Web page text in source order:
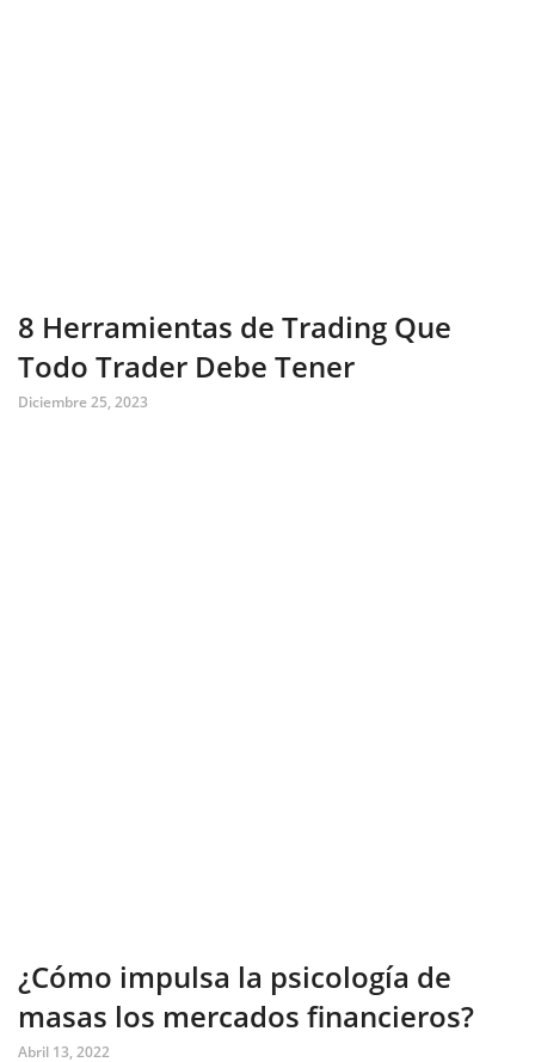
8 Herramientas de Trading Que
Todo Trader Debe Tener
Diciembre 25, 2023
¿Cómo impulsa la psicología de
masas los mercados financieros?
Abril 13, 2022